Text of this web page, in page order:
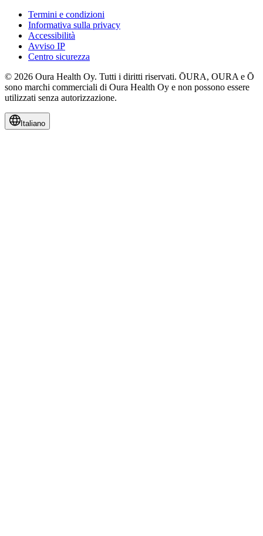
Termini e condizioni
Informativa sulla privacy
Accessibilità
Avviso IP
Centro sicurezza
© 2026 Oura Health Oy. Tutti i diritti riservati. ŌURA, OURA e Ō
sono marchi commerciali di Oura Health Oy e non possono essere
utilizzati senza autorizzazione.
Italiano